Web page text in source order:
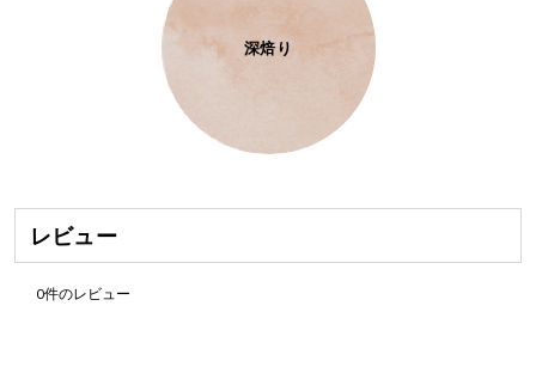
深焙り
レビュー
0件のレビュー